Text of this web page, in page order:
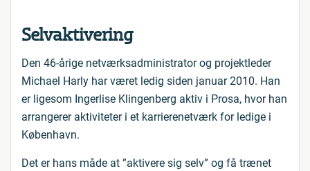
Selvaktivering
Den 46-årige netværksadministrator og projektleder
Michael Harly har været ledig siden januar 2010. Han
er ligesom Ingerlise Klingenberg aktiv i Prosa, hvor han
arrangerer aktiviteter i et karrierenetværk for ledige i
København.
Det er hans måde at ”aktivere sig selv” og få trænet